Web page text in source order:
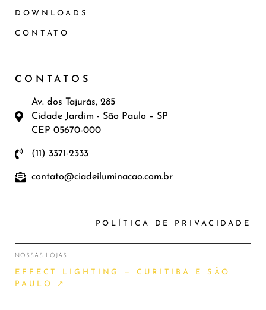
DOWNLOADS
CONTATO
CONTATOS
Av. dos Tajurás, 285
Cidade Jardim - São Paulo – SP
CEP 05670-000
(11) 3371-2333
contato@ciadeiluminacao.com.br
POLÍTICA DE PRIVACIDADE
NOSSAS LOJAS
EFFECT LIGHTING — CURITIBA E SÃO
PAULO ↗